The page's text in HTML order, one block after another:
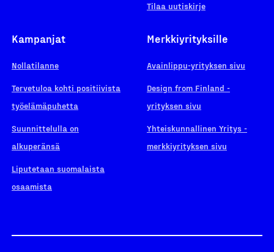
Tilaa uutiskirje
Kampanjat
Nollatilanne
Tervetuloa kohti positiivista
työelämäpuhetta
Suunnittelulla on
alkuperänsä
Liputetaan suomalaista
osaamista
Merkkiyrityksille
Avainlippu-yrityksen sivu
Design from Finland -
yrityksen sivu
Yhteiskunnallinen Yritys -
merkkiyrityksen sivu